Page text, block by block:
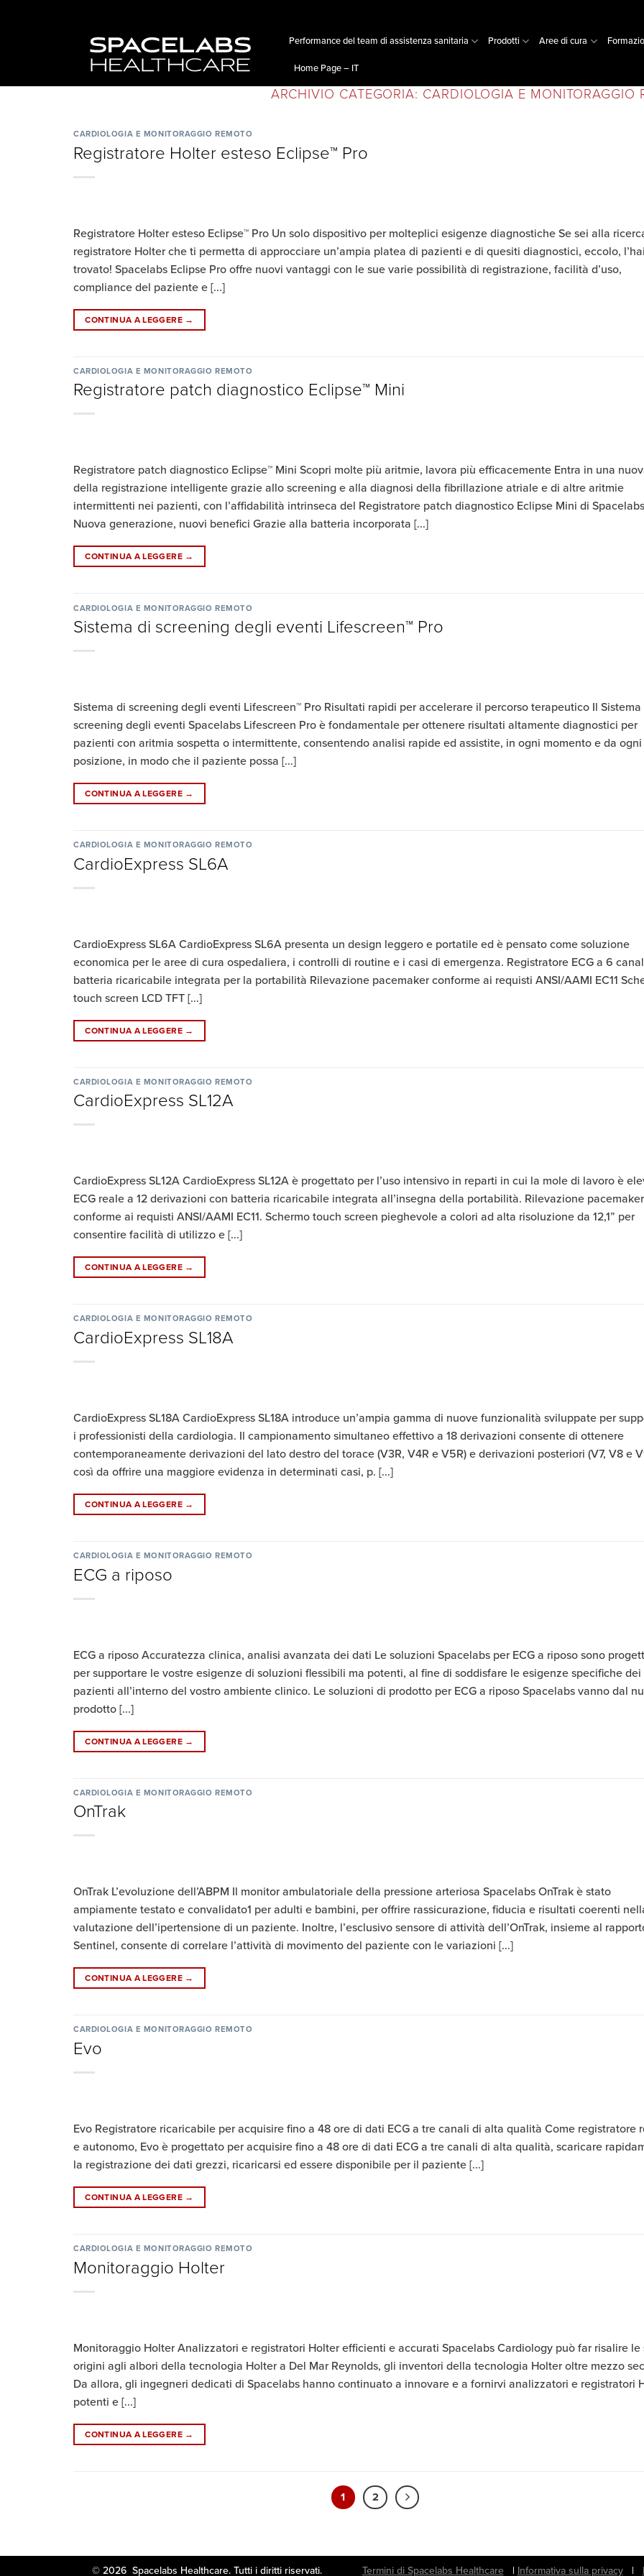
Performance del team di assistenza sanitaria Prodotti Aree di cura
Home Page – IT
ARCHIVIO CATEGORIA: CARDIOLOGIA E MONITORAGGIO
CARDIOLOGIA E MONITORAGGIO REMOTO
Registratore Holter esteso Eclipse™ Pro
Registratore Holter esteso Eclipse™ Pro Un solo dispositivo per molteplici esigenze diagnostiche Se sei alla
registratore Holter che ti permetta di approcciare un’ampia platea di pazienti e di quesiti diagnostici, eccolo, l’hai
trovato! Spacelabs Eclipse Pro offre nuovi vantaggi con le sue varie possibilità di registrazione, facilità d’uso,
compliance del paziente e [...]
CONTINUA A LEGGERE →
CARDIOLOGIA E MONITORAGGIO REMOTO
Registratore patch diagnostico Eclipse™ Mini
Registratore patch diagnostico Eclipse™ Mini Scopri molte più aritmie, lavora più efficacemente Entra in una
della registrazione intelligente grazie allo screening e alla diagnosi della fibrillazione atriale e di altre aritmie
intermittenti nei pazienti, con l’affidabilità intrinseca del Registratore patch diagnostico Eclipse Mini di
Nuova generazione, nuovi benefici Grazie alla batteria incorporata [...]
CONTINUA A LEGGERE →
CARDIOLOGIA E MONITORAGGIO REMOTO
Sistema di screening degli eventi Lifescreen™ Pro
Sistema di screening degli eventi Lifescreen™ Pro Risultati rapidi per accelerare il percorso terapeutico Il Sistema
screening degli eventi Spacelabs Lifescreen Pro è fondamentale per ottenere risultati altamente diagnostici per
pazienti con aritmia sospetta o intermittente, consentendo analisi rapide ed assistite, in ogni momento e da ogni
posizione, in modo che il paziente possa [...]
CONTINUA A LEGGERE →
CARDIOLOGIA E MONITORAGGIO REMOTO
CardioExpress SL6A
CardioExpress SL6A CardioExpress SL6A presenta un design leggero e portatile ed è pensato come soluzione
economica per le aree di cura ospedaliera, i controlli di routine e i casi di emergenza. Registratore ECG a 6
batteria ricaricabile integrata per la portabilità Rilevazione pacemaker conforme ai requisti ANSI/AAMI EC11
touch screen LCD TFT [...]
CONTINUA A LEGGERE →
CARDIOLOGIA E MONITORAGGIO REMOTO
CardioExpress SL12A
CardioExpress SL12A CardioExpress SL12A è progettato per l’uso intensivo in reparti in cui la mole di lavoro è
ECG reale a 12 derivazioni con batteria ricaricabile integrata all’insegna della portabilità. Rilevazione pacemaker
conforme ai requisti ANSI/AAMI EC11. Schermo touch screen pieghevole a colori ad alta risoluzione da 12,1” per
consentire facilità di utilizzo e [...]
CONTINUA A LEGGERE →
CARDIOLOGIA E MONITORAGGIO REMOTO
CardioExpress SL18A
CardioExpress SL18A CardioExpress SL18A introduce un’ampia gamma di nuove funzionalità sviluppate per
i professionisti della cardiologia. Il campionamento simultaneo effettivo a 18 derivazioni consente di ottenere
contemporaneamente derivazioni del lato destro del torace (V3R, V4R e V5R) e derivazioni posteriori (V7, V8 e
così da offrire una maggiore evidenza in determinati casi, p. [...]
CONTINUA A LEGGERE →
CARDIOLOGIA E MONITORAGGIO REMOTO
ECG a riposo
ECG a riposo Accuratezza clinica, analisi avanzata dei dati Le soluzioni Spacelabs per ECG a riposo sono
per supportare le vostre esigenze di soluzioni flessibili ma potenti, al fine di soddisfare le esigenze specifiche dei
pazienti all’interno del vostro ambiente clinico. Le soluzioni di prodotto per ECG a riposo Spacelabs vanno dal
prodotto [...]
CONTINUA A LEGGERE →
CARDIOLOGIA E MONITORAGGIO REMOTO
OnTrak
OnTrak L’evoluzione dell’ABPM Il monitor ambulatoriale della pressione arteriosa Spacelabs OnTrak è stato
ampiamente testato e convalidato1 per adulti e bambini, per offrire rassicurazione, fiducia e risultati coerenti
valutazione dell’ipertensione di un paziente. Inoltre, l’esclusivo sensore di attività dell’OnTrak, insieme al
Sentinel, consente di correlare l’attività di movimento del paziente con le variazioni [...]
CONTINUA A LEGGERE →
CARDIOLOGIA E MONITORAGGIO REMOTO
Evo
Evo Registratore ricaricabile per acquisire fino a 48 ore di dati ECG a tre canali di alta qualità Come registratore
e autonomo, Evo è progettato per acquisire fino a 48 ore di dati ECG a tre canali di alta qualità, scaricare
la registrazione dei dati grezzi, ricaricarsi ed essere disponibile per il paziente [...]
CONTINUA A LEGGERE →
CARDIOLOGIA E MONITORAGGIO REMOTO
Monitoraggio Holter
Monitoraggio Holter Analizzatori e registratori Holter efficienti e accurati Spacelabs Cardiology può far risalire le
origini agli albori della tecnologia Holter a Del Mar Reynolds, gli inventori della tecnologia Holter oltre mezzo
Da allora, gli ingegneri dedicati di Spacelabs hanno continuato a innovare e a fornirvi analizzatori e registratori
potenti e [...]
CONTINUA A LEGGERE →
1 2
© 2026 Spacelabs Healthcare. Tutti i diritti riservati.Termini di Spacelabs Healthcare|Informativa sulla privacy|